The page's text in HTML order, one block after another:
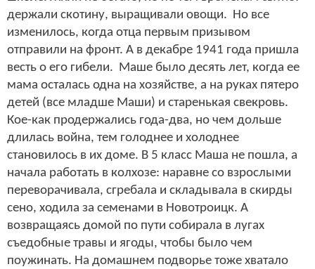
держали скотину, выращивали овощи. Но все
изменилось, когда отца первым призывом
отправили на фронт. А в декабре 1941 года пришла
весть о его гибели. Маше было десять лет, когда ее
мама осталась одна на хозяйстве, а на руках пятеро
детей (все младше Маши) и старенькая свекровь.
Кое-как продержались года-два, но чем дольше
длилась война, тем голоднее и холоднее
становилось в их доме. В 5 класс Маша не пошла, а
начала работать в колхозе: наравне со взрослыми
переворачивала, сгребала и складывала в скирды
сено, ходила за семенами в Новотроицк. А
возвращаясь домой по пути собирала в лугах
съедобные травы и ягоды, чтобы было чем
поужинать. На домашнем подворье тоже хватало